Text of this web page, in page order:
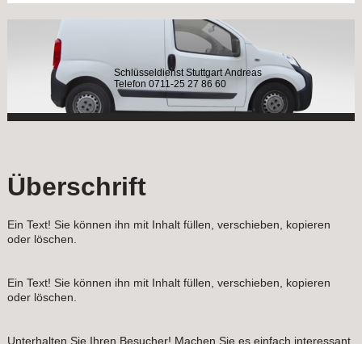
Schlüsseldienst Stuttgart Andreas
Telefon 0711-25 27 86 60
Überschrift
Ein Text! Sie können ihn mit Inhalt füllen, verschieben, kopieren
oder löschen.
Ein Text! Sie können ihn mit Inhalt füllen, verschieben, kopieren
oder löschen.
Unterhalten Sie Ihren Besucher! Machen Sie es einfach interessant